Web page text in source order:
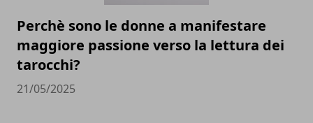
Perchè sono le donne a manifestare
maggiore passione verso la lettura dei
tarocchi?
21/05/2025